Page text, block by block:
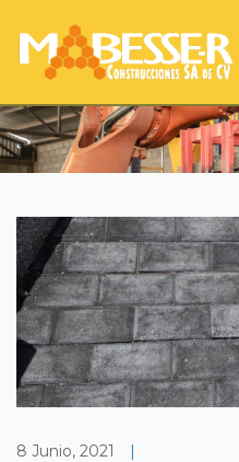
8 Junio, 2021 |